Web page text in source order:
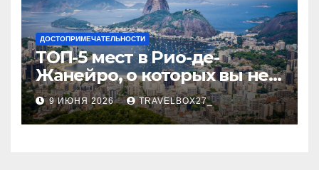
ДОСТОПРИМЕЧАТЕЛЬНОСТИ
ТОП-5 мест в Рио-де-
Жанейро, о которых вы не
знали
9 ИЮНЯ 2026 TRAVELBOX27_